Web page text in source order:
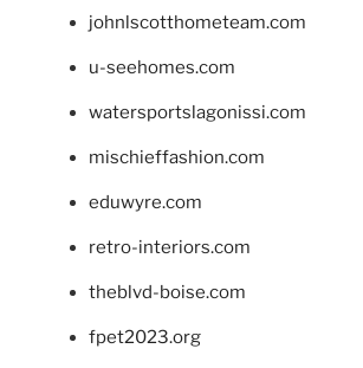
johnlscotthometeam.com
u-seehomes.com
watersportslagonissi.com
mischieffashion.com
eduwyre.com
retro-interiors.com
theblvd-boise.com
fpet2023.org